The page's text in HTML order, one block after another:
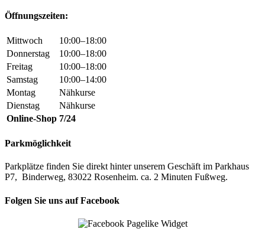
Öffnungszeiten:
Mittwoch
10:00–18:00
Donnerstag
10:00–18:00
Freitag
10:00–18:00
Samstag
10:00–14:00
Montag
Nähkurse
Dienstag
Nähkurse
Online-Shop 7/24
Parkmöglichkeit
Parkplätze finden Sie direkt hinter unserem Geschäft im Parkhaus
P7, Binderweg, 83022 Rosenheim. ca. 2 Minuten Fußweg.
Folgen Sie uns auf Facebook